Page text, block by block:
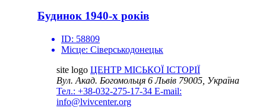
Будинок 1940-х років
ID: 58809
Місце: Сіверськодонецьк
site logo ЦЕНТР МІСЬКОЇ ІСТОРІЇ
Вул. Акад. Богомольця 6Львів 79005, Україна
Тел.: +38-032-275-17-34 E-mail:
info@lvivcenter.org